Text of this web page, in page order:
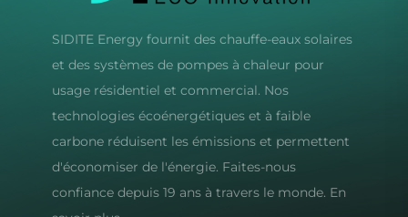
SIDITE Energy fournit des chauffe-eaux solaires
et des systèmes de pompes à chaleur pour
usage résidentiel et commercial. Nos
technologies écoénergétiques et à faible
carbone réduisent les émissions et permettent
d'économiser de l'énergie. Faites-nous
confiance depuis 19 ans à travers le monde. En